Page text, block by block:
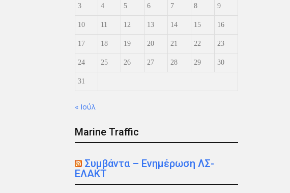
3 4 5 6 7 8 9
10 11 12 13 14 15 16
17 18 19 20 21 22 23
24 25 26 27 28 29 30
31
« Ιούλ
Marine Traffic
Συμβάντα – Ενημέρωση ΛΣ-
ΕΛΑΚΤ